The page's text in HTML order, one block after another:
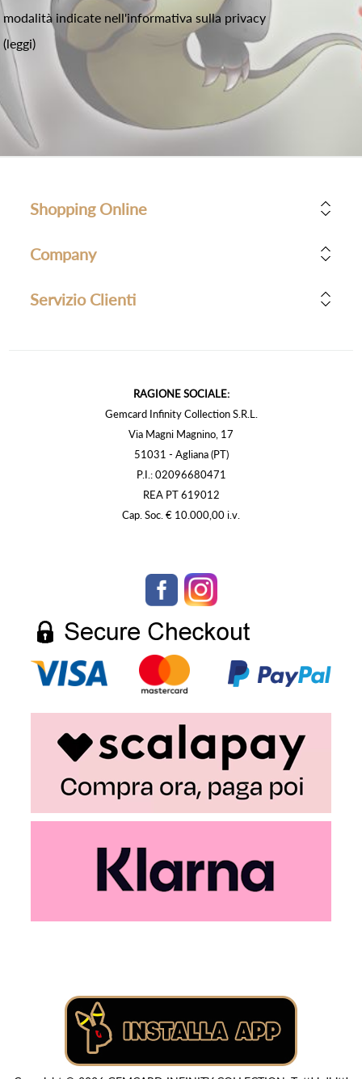
modalità indicate nell'informativa sulla privacy
(leggi)
Shopping Online
Company
Servizio Clienti
RAGIONE SOCIALE:
Gemcard Infinity Collection S.R.L.
Via Magni Magnino, 17
51031 - Agliana (PT)
P.I.: 02096680471
REA PT 619012
Cap. Soc. € 10.000,00 i.v.